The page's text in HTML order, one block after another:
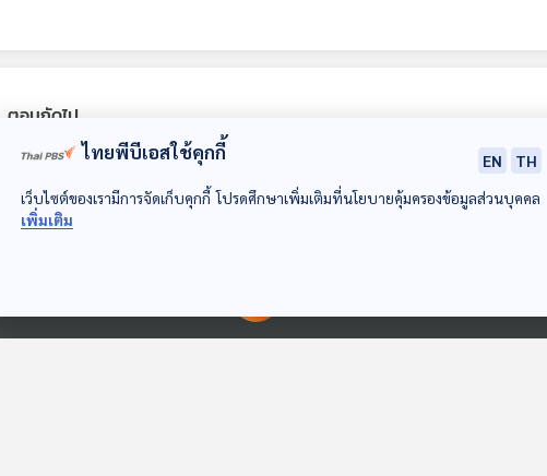
ตอนถัดไป
การเมืองปากีสถาน
กับความสัมพันธ์
เหตุปะทะ "ว้า-ไทใหญ่"
ใกล้ชายแดนไทย
อินโดนีเซียผ่านร่าง
กฎหมายเพิ่มบท
ไทยพีบีเอสใช้คุกกี้ EN
TH
เว็บไซต์ของเรามีการจัดเก็บคุกกี้ โปรดศึกษาเพิ่มเติมที่นโยบายคุ้มครองข้อมูลส่วนบุคคล
เพิ่มเติม